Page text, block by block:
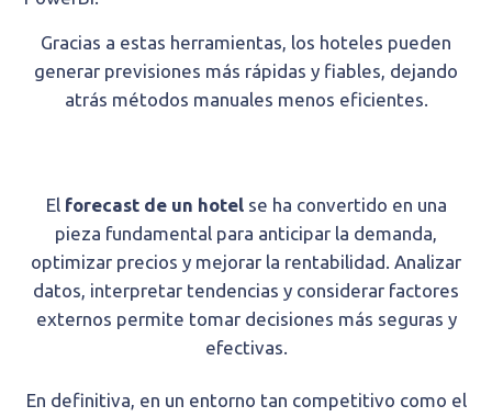
Gracias a estas herramientas, los hoteles pueden
generar previsiones más rápidas y fiables, dejando
atrás métodos manuales menos eficientes.
El forecast de un hotel se ha convertido en una
pieza fundamental para anticipar la demanda,
optimizar precios y mejorar la rentabilidad. Analizar
datos, interpretar tendencias y considerar factores
externos permite tomar decisiones más seguras y
efectivas.
En definitiva, en un entorno tan competitivo como el